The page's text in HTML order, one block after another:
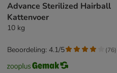
Advance Sterilized Hairball
Kattenvoer
10 kg
Beoordeling: 4.1/5 (76)